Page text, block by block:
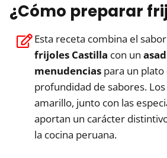
¿Cómo preparar
Esta receta combina el
frijoles Castilla con un
menudencias para un plato
profundidad de sabores.
amarillo, junto con las
aportan un carácter
la cocina peruana.